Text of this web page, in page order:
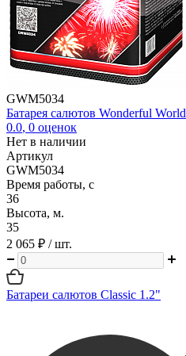
GWM5034
Батарея салютов Wonderful World
0.0, 0 оценок
Нет в наличии
Артикул
GWM5034
Время работы, с
36
Высота, м.
35
2 065 ₽ / шт.
Батареи салютов Classic 1.2"